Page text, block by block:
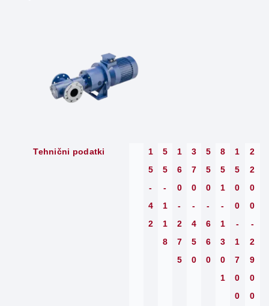
Tehnični podatki
1
5
-
4
2
5
5
-
1
1
8
1
6
0
-
2
7
5
3
7
0
-
4
5
0
5
5
0
-
6
6
0
8
5
1
-
1
3
0
1
1
5
0
0
-
1
7
0
0
2
2
0
0
-
2
9
0
0